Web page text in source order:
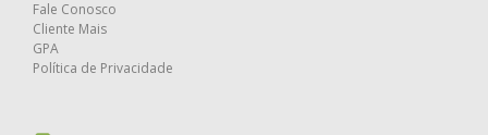
Fale Conosco
Cliente Mais
GPA
Política de Privacidade